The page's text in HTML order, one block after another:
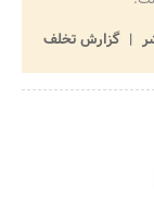
گزارش تخلف